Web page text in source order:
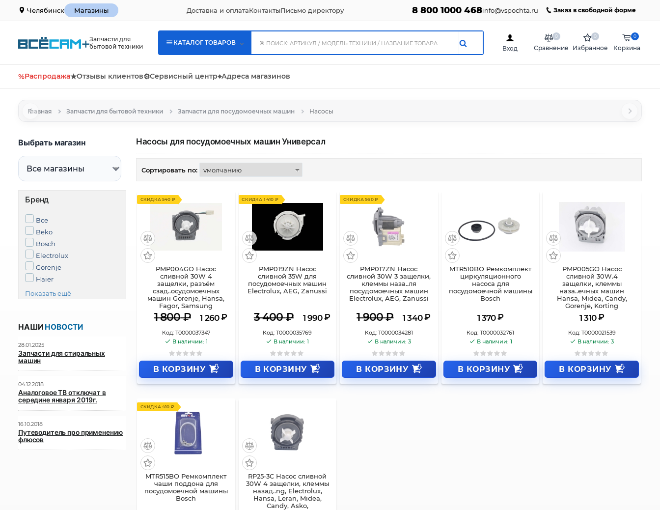
Челябинск Магазины Доставка и оплатаКонтактыПисьмо директору 8 800 1000 468info@vspochta.ru Заказ в свободной форме
Запчасти для
бытовой техники
КАТАЛОГ ТОВАРОВ
Вход Сравнение
0
Избранное
0
Корзина
0
%Распродажа★Отзывы клиентов⚙Сервисный центр⌖Адреса магазинов
Главная Запчасти для бытовой техники Запчасти для посудомоечных машин Насосы
Выбрать магазин
Бренд
Все
Beko
Bosch
Electrolux
Gorenje
Haier
Показать ещё
Насосы для посудомоечных машинУниверсал
Сортировать по:
СКИДКА 540 ₽
PMP004GO Насос
сливной 30W 4
защелки, разъём
сзад..осудомоечных
машин Gorenje, Hansa,
Fagor, Samsung
1 800₽ 1 260 ₽
Код: Т0000037347
В наличии: 1
В КОРЗИНУ
СКИДКА 1 410 ₽
PMP019ZN Насос
сливной 35W для
посудомоечных машин
Electrolux, AEG, Zanussi
3 400₽ 1 990 ₽
Код: Т0000035769
В наличии: 1
В КОРЗИНУ
СКИДКА 560 ₽
PMP017ZN Насос
сливной 30W 3 защелки,
клеммы наза..ля
посудомоечных машин
Electrolux, AEG, Zanussi
1 900₽ 1 340 ₽
Код: Т0000034281
В наличии: 3
В КОРЗИНУ
MTR510BO Ремкомплект
циркуляционного
насоса для
посудомоечной машины
Bosch
1 370 ₽
Код: Т0000032761
В наличии: 1
В КОРЗИНУ
PMP005GO Насос
сливной 30W.4
защелки, клеммы
наза..ечных машин
Hansa, Midea, Candy,
Gorenje, Korting
1 310 ₽
Код: Т0000021539
В наличии: 3
В КОРЗИНУ
СКИДКА 410 ₽
MTR515BO Ремкомплект
чаши поддона для
посудомоечной машины
Bosch
RP25-3C Насос сливной
30W 4 защелки, клеммы
назад..ng, Electrolux,
Hansa, Leran, Midea,
Candy, Asko,
НАШИ НОВОСТИ
28.01.2025
Запчасти для стиральных
машин
04.12.2018
Аналоговое ТВ отключат в
середине января 2019г.
16.10.2018
Путеводитель про применению
флюсов